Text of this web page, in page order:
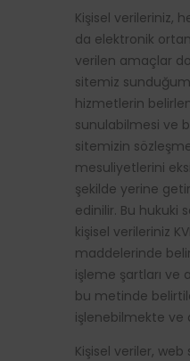
Kişisel verileriniz,
da elektronik
verilen amaçlar
sitemiz
hizmetlerin
sunulabilmesi ve
sitemizin
mesuliyetlerini
şekilde yerine
edinilir. Bu hukuki
kişisel verileriniz
maddelerinde
işleme şartları ve
bu metinde
işlenebilmekte ve
Kişisel veriler,